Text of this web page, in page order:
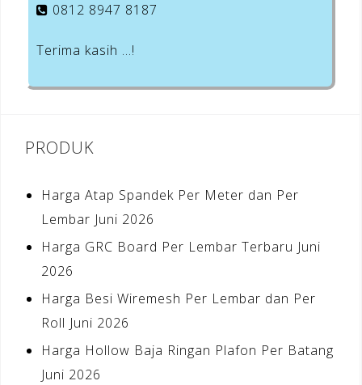
0812 8947 8187
Terima kasih …!
PRODUK
Harga Atap Spandek Per Meter dan Per
Lembar Juni 2026
Harga GRC Board Per Lembar Terbaru Juni
2026
Harga Besi Wiremesh Per Lembar dan Per
Roll Juni 2026
Harga Hollow Baja Ringan Plafon Per Batang
Juni 2026